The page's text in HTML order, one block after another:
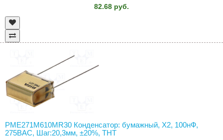
82.68 руб.
PME271M610MR30 Конденсатор: бумажный, Х2, 100нФ,
275ВAC, Шаг:20,3мм, ±20%, THT